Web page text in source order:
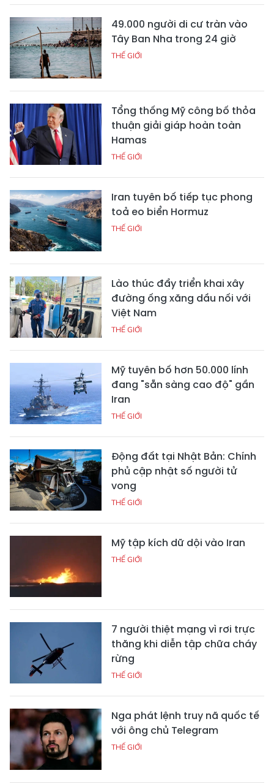
49.000 người di cư tràn vào
Tây Ban Nha trong 24 giờ
THẾ GIỚI
Tổng thống Mỹ công bố thỏa
thuận giải giáp hoàn toàn
Hamas
THẾ GIỚI
Iran tuyên bố tiếp tục phong
toả eo biển Hormuz
THẾ GIỚI
Lào thúc đẩy triển khai xây
đường ống xăng dầu nối với
Việt Nam
THẾ GIỚI
Mỹ tuyên bố hơn 50.000 lính
đang "sẵn sàng cao độ" gần
Iran
THẾ GIỚI
Động đất tại Nhật Bản: Chính
phủ cập nhật số người tử
vong
THẾ GIỚI
Mỹ tập kích dữ dội vào Iran
THẾ GIỚI
7 người thiệt mạng vì rơi trực
thăng khi diễn tập chữa cháy
rừng
THẾ GIỚI
Nga phát lệnh truy nã quốc tế
với ông chủ Telegram
THẾ GIỚI